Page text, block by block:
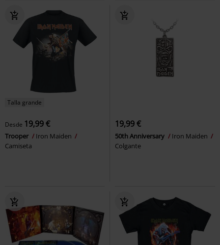
Talla grande
Desde 19,99 €
Trooper
Iron Maiden
Camiseta
19,99 €
50th Anniversary
Iron Maiden
Colgante